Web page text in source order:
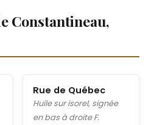
Constantineau,
Rue de Québec
Huile sur isorel, signée
en bas à droite F.